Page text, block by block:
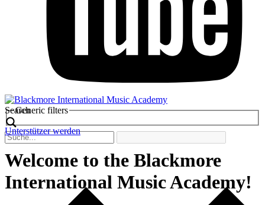
Search
Generic filters
Unterstützer werden
Welcome to the Blackmore
International Мusic Academy!